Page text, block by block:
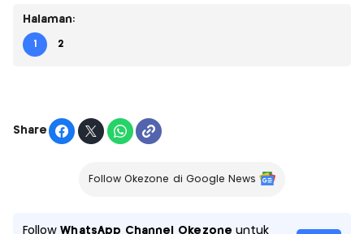
Halaman:
1 2
Share
Follow Okezone di Google News
FollowWhatsApp Channel Okezone untuk